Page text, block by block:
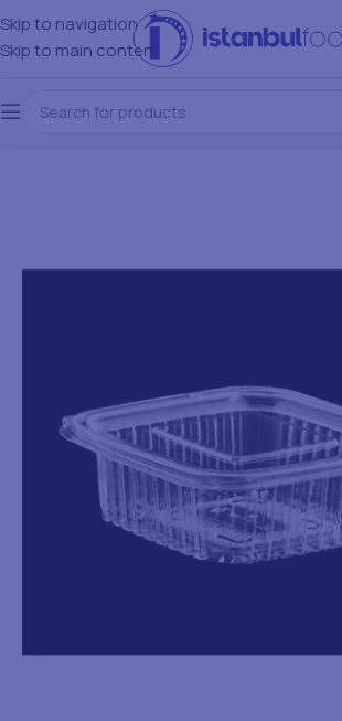
Skip to navigation
Skip to main content